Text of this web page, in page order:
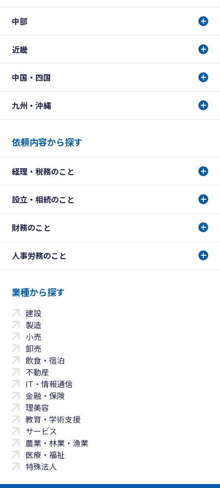
中部
近畿
中国・四国
九州・沖縄
依頼内容から探す
経理・税務のこと
設立・相続のこと
財務のこと
人事労務のこと
業種から探す
建設
製造
小売
卸売
飲食・宿泊
不動産
IT・情報通信
金融・保険
理美容
教育・学術支援
サービス
農業・林業・漁業
医療・福祉
特殊法人